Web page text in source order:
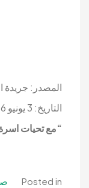
المصدر: جريدة
التاريخ: 3 يونيو 2026م
“مع تحيات
Posted in